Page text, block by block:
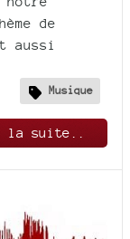
de
aussi
Musique
la suite..